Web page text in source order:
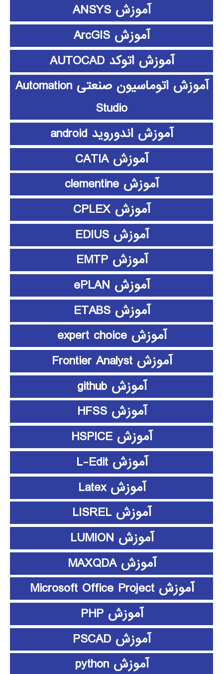
آموزش ANSYS
آموزش ArcGIS
آموزش اتوکد AUTOCAD
آموزش اتوماسیون صنعتی Automation
Studio
آموزش اندوروید android
آموزش CATIA
آموزش clementine
آموزش CPLEX
آموزش EDIUS
آموزش EMTP
آموزش ePLAN
آموزش ETABS
آموزش expert choice
آموزش Frontier Analyst
آموزش github
آموزش HFSS
آموزش HSPICE
آموزش L-Edit
آموزش Latex
آموزش LISREL
آموزش LUMION
آموزش MAXQDA
آموزش Microsoft Office Project
آموزش PHP
آموزش PSCAD
آموزش python